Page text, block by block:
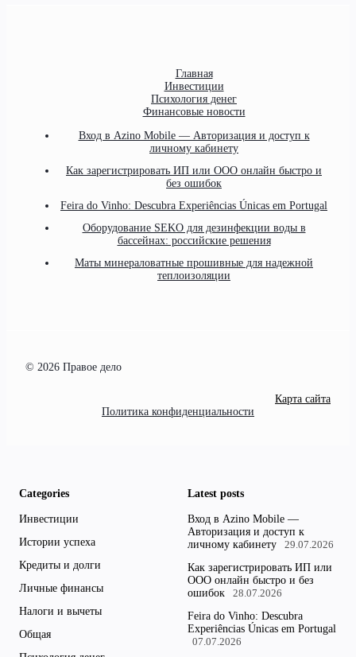
Главная
Инвестиции
Психология денег
Финансовые новости
Вход в Azino Mobile — Авторизация и доступ к
личному кабинету
Как зарегистрировать ИП или ООО онлайн быстро и
без ошибок
Feira do Vinho: Descubra Experiências Únicas em Portugal
Оборудование SEKO для дезинфекции воды в
бассейнах: российские решения
Маты минераловатные прошивные для надежной
теплоизоляции
© 2026 Правое дело
Карта сайта
Политика конфиденциальности
Categories
Инвестиции
Истории успеха
Кредиты и долги
Личные финансы
Налоги и вычеты
Общая
Latest posts
Вход в Azino Mobile —
Авторизация и доступ к
личному кабинету
29.07.2026
Как зарегистрировать ИП или
ООО онлайн быстро и без
ошибок
28.07.2026
Feira do Vinho: Descubra
Experiências Únicas em Portugal
07.07.2026